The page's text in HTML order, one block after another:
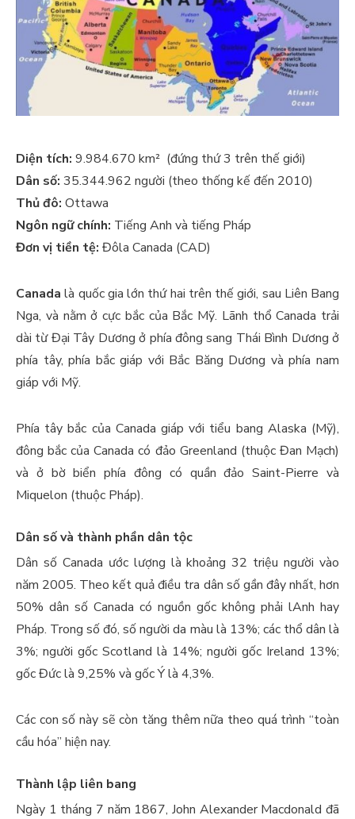
Diện tích: 9.984.670 km² (đứng thứ 3 trên thế giới)
Dân số: 35.344.962 người (theo thống kế đến 2010)
Thủ đô: Ottawa
Ngôn ngữ chính: Tiếng Anh và tiếng Pháp
Đơn vị tiền tệ: Đôla Canada (CAD)
Canada là quốc gia lớn thứ hai trên thế giới, sau Liên Bang
Nga, và nằm ở cực bắc của Bắc Mỹ. Lãnh thổ Canada trải
dài từ Đại Tây Dương ở phía đông sang Thái Bình Dương ở
phía tây, phía bắc giáp với Bắc Băng Dương và phía nam
giáp với Mỹ.
Phía tây bắc của Canada giáp với tiểu bang Alaska (Mỹ),
đông bắc của Canada có đảo Greenland (thuộc Đan Mạch)
và ở bờ biển phía đông có quần đảo Saint-Pierre và
Miquelon (thuộc Pháp).
Dân số và thành phần dân tộc
Dân số Canada ước lượng là khoảng 32 triệu người vào
năm 2005. Theo kết quả điều tra dân số gần đây nhất, hơn
50% dân số Canada có nguồn gốc không phải lAnh hay
Pháp. Trong số đó, số người da màu là 13%; các thổ dân là
3%; người gốc Scotland là 14%; người gốc Ireland 13%;
gốc Đức là 9,25% và gốc Ý là 4,3%.
Các con số này sẽ còn tăng thêm nữa theo quá trình “toàn
cầu hóa” hiện nay.
Thành lập liên bang
Ngày 1 tháng 7 năm 1867, John Alexander Macdonald đã